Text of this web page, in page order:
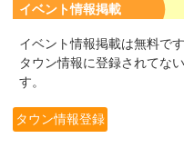
イベント情報掲載
イベント情報掲載は無料です
タウン情報に登録されてな
す。
タウン情報登録